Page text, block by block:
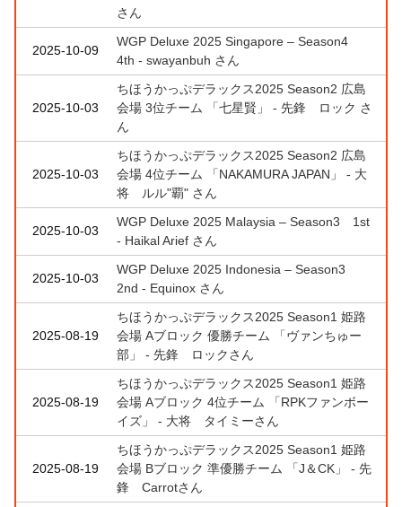
さん
2025-10-09
WGP Deluxe 2025 Singapore – Season4
4th - swayanbuh さん
2025-10-03
ちほうかっぷデラックス2025 Season2 広島
会場 3位チーム 「七星賢」 - 先鋒 ロック さ
ん
2025-10-03
ちほうかっぷデラックス2025 Season2 広島
会場 4位チーム 「NAKAMURA JAPAN」 - 大
将 ルル"覇" さん
2025-10-03
WGP Deluxe 2025 Malaysia – Season3 1st
- Haikal Arief さん
2025-10-03
WGP Deluxe 2025 Indonesia – Season3
2nd - Equinox さん
2025-08-19
ちほうかっぷデラックス2025 Season1 姫路
会場 Aブロック 優勝チーム 「ヴァンちゅー
部」 - 先鋒 ロックさん
2025-08-19
ちほうかっぷデラックス2025 Season1 姫路
会場 Aブロック 4位チーム 「RPKファンボー
イズ」 - 大将 タイミーさん
2025-08-19
ちほうかっぷデラックス2025 Season1 姫路
会場 Bブロック 準優勝チーム 「J＆CK」 - 先
鋒 Carrotさん